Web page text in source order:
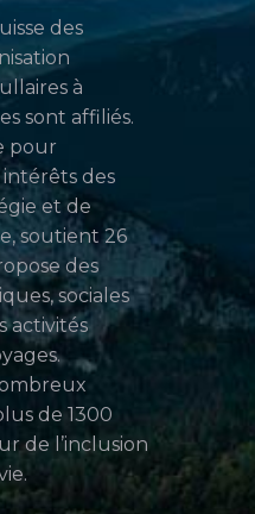
des
à
sont affiliés.
pour
des
et de
soutient 26
des
sociales
activités
de 1300
de l’inclusion